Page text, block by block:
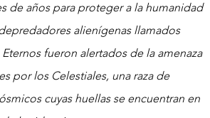
de años para proteger a la humanidad
alienígenas llamados
Eternos fueron alertados de la amenaza
por los Celestiales, una raza de
cuyas huellas se encuentran en